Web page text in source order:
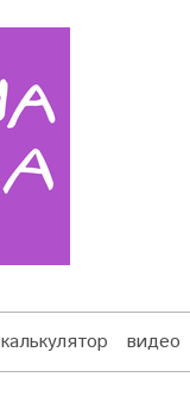
калькулятор видео